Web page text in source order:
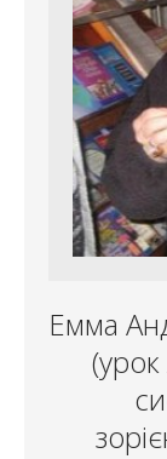
Емма
(урок